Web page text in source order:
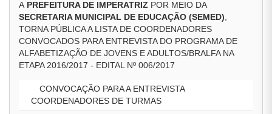
A PREFEITURA DE IMPERATRIZ POR MEIO DA
SECRETARIA MUNICIPAL DE EDUCAÇÃO (SEMED)
TORNA PÚBLICA A LISTA DE COORDENADORES
CONVOCADOS PARA ENTREVISTA DO PROGRAMA DE
ALFABETIZAÇÃO DE JOVENS E ADULTOS/BRALFA NA
ETAPA 2016/2017 - EDITAL Nº 006/2017
CONVOCAÇÃO PARA A ENTREVISTA
COORDENADORES DE TURMAS